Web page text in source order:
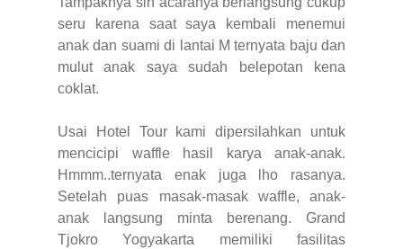
seru karena saat saya kembali menemui
anak dan suami di lantai M ternyata baju dan
mulut anak saya sudah belepotan kena
coklat.
Usai Hotel Tour kami dipersilahkan untuk
mencicipi waffle hasil karya anak-anak.
Hmmm..ternyata enak juga lho rasanya.
Setelah puas masak-masak waffle, anak-
anak langsung minta berenang. Grand
Tjokro Yogyakarta memiliki fasilitas